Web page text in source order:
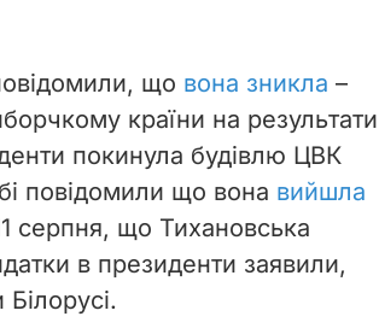
що вона зникла –
країни на результати
покинула будівлю ЦВК
повідомили що вона вийшла
серпня, що Тихановська
в президенти заявили,